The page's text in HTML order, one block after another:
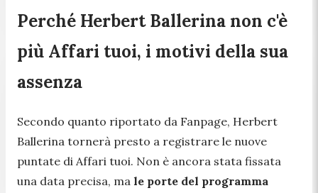
Perché Herbert Ballerina non c'è
più Affari tuoi, i motivi della sua
assenza
Secondo quanto riportato da Fanpage, Herbert
Ballerina tornerà presto a registrare le nuove
puntate di Affari tuoi. Non è ancora stata fissata
una data precisa, ma le porte del programma